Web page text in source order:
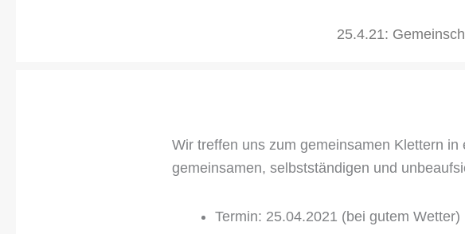
25.4.21:
Wir treffen uns zum gemeinsamen Klettern
gemeinsamen, selbstständigen und
Termin: 25.04.2021 (bei gutem Wetter)